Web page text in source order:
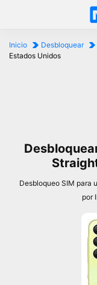
Inicio Desbloquear
Estados Unidos
Desbloqueo SIM para
por